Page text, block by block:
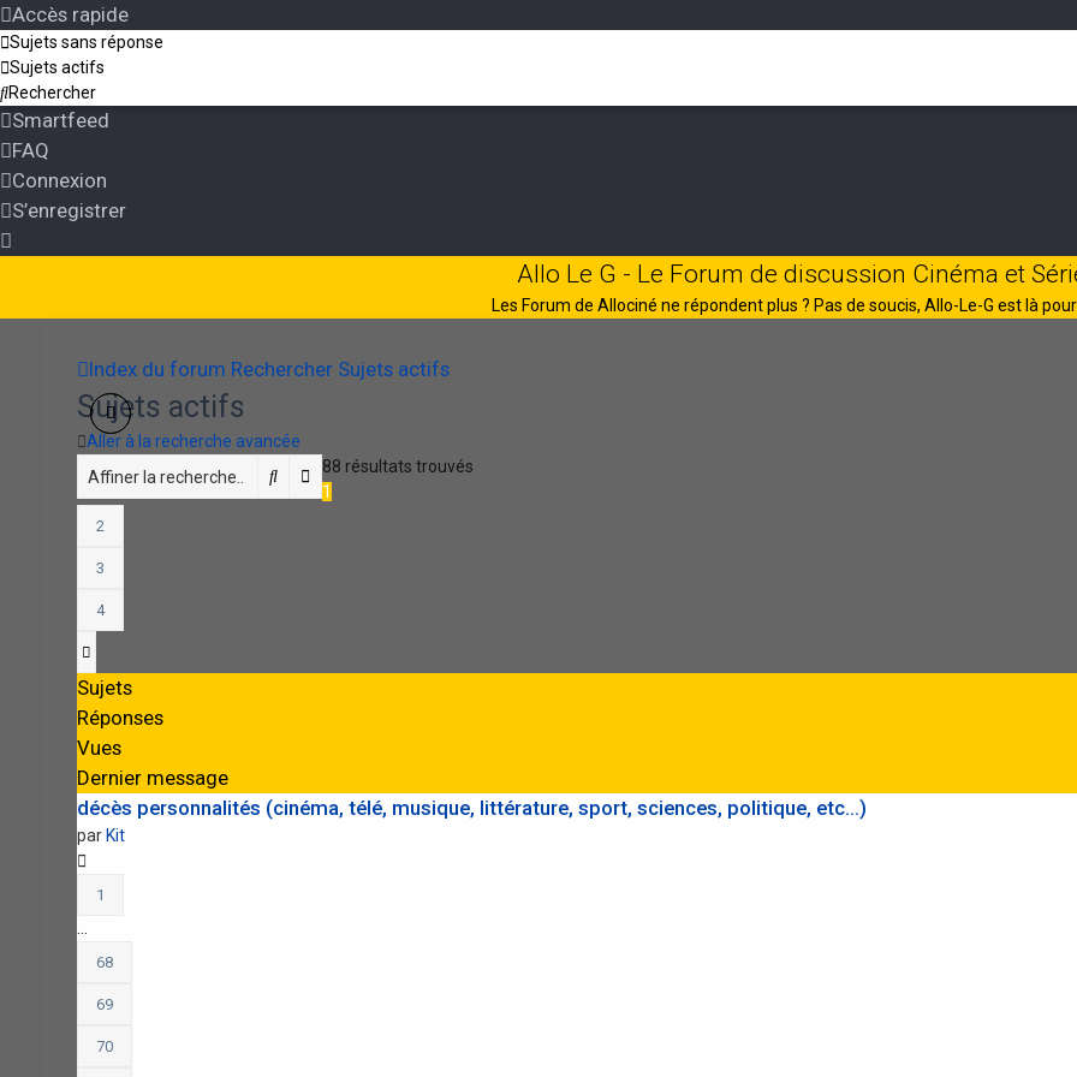
Accès rapide
Sujets sans réponse
Sujets actifs
Rechercher
Smartfeed
FAQ
Connexion
S’enregistrer
Allo Le G - Le Forum de discussion Cinéma et
Les Forum de Allociné ne répondent plus ? Pas de soucis, Allo-Le-G est là
Index du forum Rechercher Sujets actifs
Sujets actifs
Aller à la recherche avancée
Rechercher
Recherche avancée
88 résultats trouvés
1
2
3
4
Suivante
Sujets
Réponses
Vues
Dernier message
décès personnalités (cinéma, télé, musique, littérature, sport, sciences, politique, etc...)
par Kit
1
68
69
70